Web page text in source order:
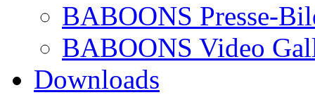
BABOONS Presse-
BABOONS Video
Downloads